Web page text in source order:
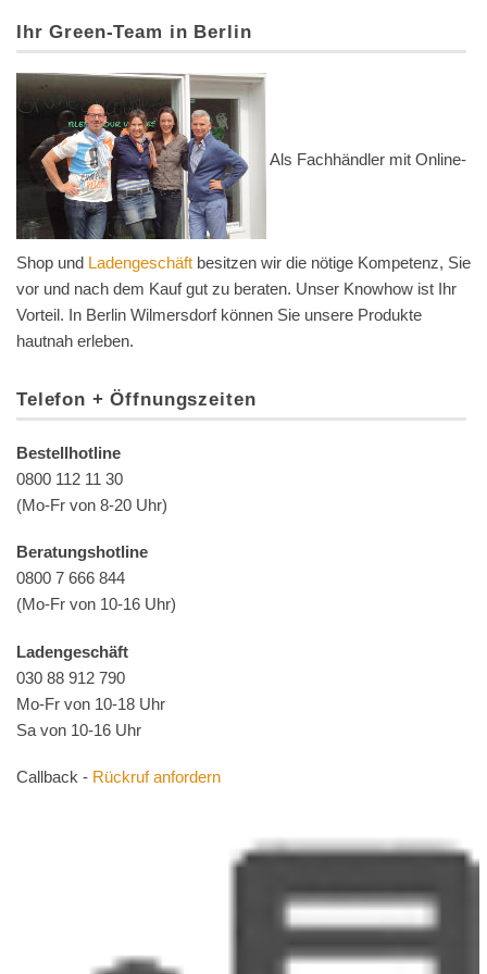
Ihr Green-Team in Berlin
Als Fachhändler mit Online-
Shop und Ladengeschäft besitzen wir die nötige Kompetenz, Sie
vor und nach dem Kauf gut zu beraten. Unser Knowhow ist Ihr
Vorteil. In Berlin Wilmersdorf können Sie unsere Produkte
hautnah erleben.
Telefon + Öffnungszeiten
Bestellhotline
0800 112 11 30
(Mo-Fr von 8-20 Uhr)
Beratungshotline
0800 7 666 844
(Mo-Fr von 10-16 Uhr)
Ladengeschäft
030 88 912 790
Mo-Fr von 10-18 Uhr
Sa von 10-16 Uhr
Callback - Rückruf anfordern